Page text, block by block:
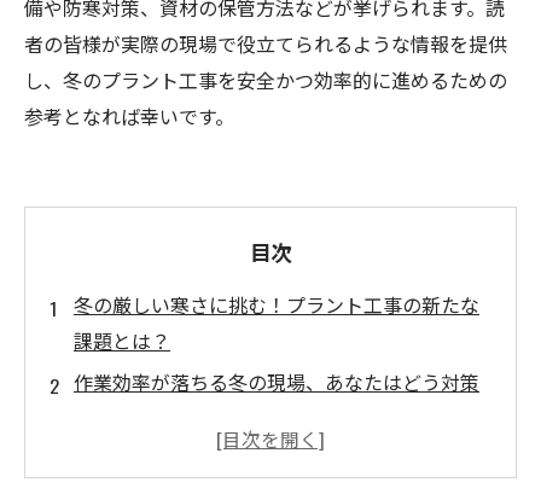
備や防寒対策、資材の保管方法などが挙げられます。読
者の皆様が実際の現場で役立てられるような情報を提供
し、冬のプラント工事を安全かつ効率的に進めるための
参考となれば幸いです。
目次
冬の厳しい寒さに挑む！プラント工事の新たな
課題とは？
作業効率が落ちる冬の現場、あなたはどう対策
資材の取り扱いが難しい冬、効果的な保管法を